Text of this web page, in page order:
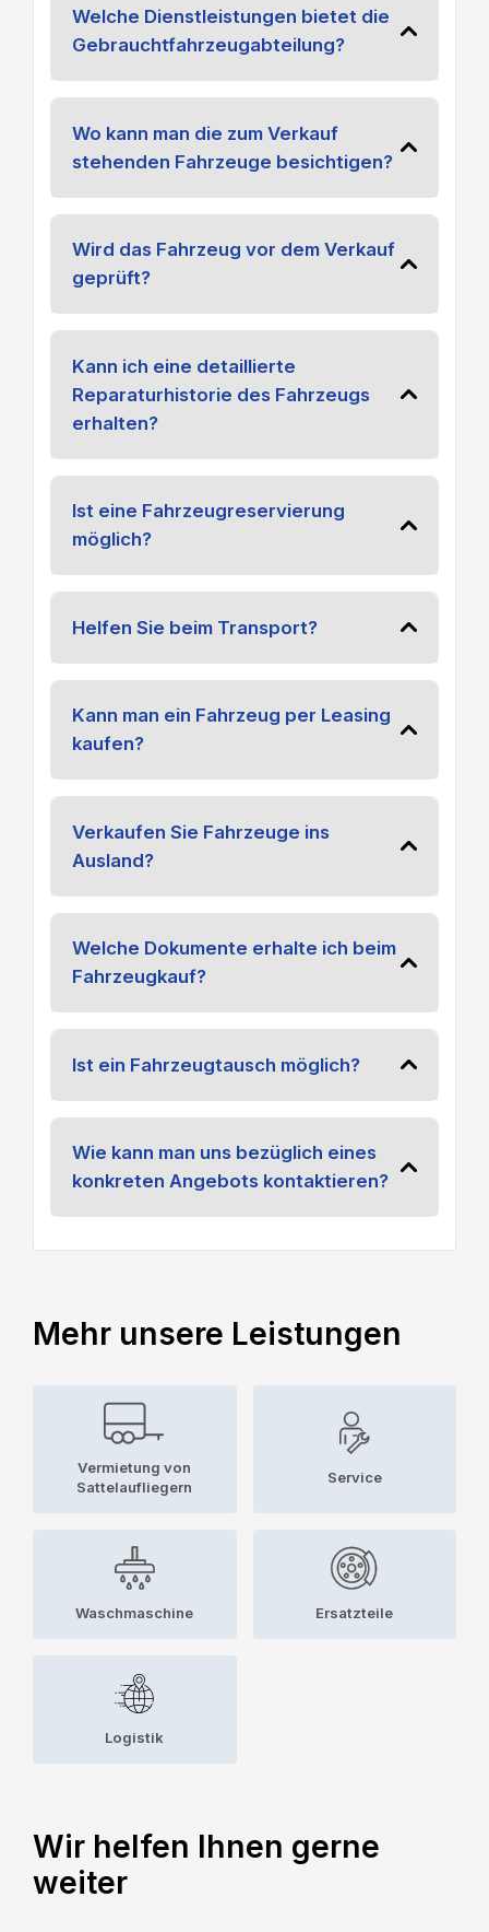
Welche Dienstleistungen bietet die
Gebrauchtfahrzeugabteilung?
Wo kann man die zum Verkauf
stehenden Fahrzeuge besichtigen?
Wird das Fahrzeug vor dem Verkauf
geprüft?
Kann ich eine detaillierte
Reparaturhistorie des Fahrzeugs
erhalten?
Ist eine Fahrzeugreservierung
möglich?
Helfen Sie beim Transport?
Kann man ein Fahrzeug per Leasing
kaufen?
Verkaufen Sie Fahrzeuge ins
Ausland?
Welche Dokumente erhalte ich beim
Fahrzeugkauf?
Ist ein Fahrzeugtausch möglich?
Wie kann man uns bezüglich eines
konkreten Angebots kontaktieren?
Mehr unsere Leistungen
Vermietung von
Sattelaufliegern
Service
Waschmaschine Ersatzteile
Logistik
Wir helfen Ihnen gerne
weiter